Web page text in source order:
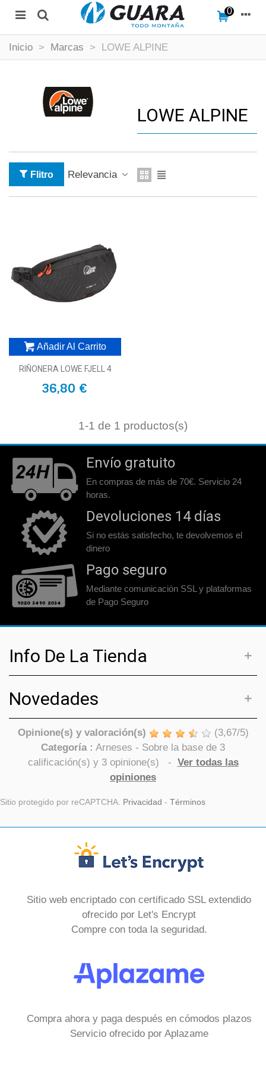
0
Inicio > Marcas > LOWE ALPINE
LOWE ALPINE
Flitro Relevancia
Añadir Al Carrito
RIÑONERA LOWE FJELL 4
36,80 €
1-1 de 1 productos(s)
Envío gratuito
En compras de más de 70€. Servicio 24
horas.
Devoluciones 14 días
Si no estás satisfecho, te devolvemos el
dinero
Pago seguro
Mediante comunicación SSL y plataformas
de Pago Seguro
Info De La Tienda
Novedades
Opinione(s) y valoración(s) (3,67/5)
Categoría : Arneses - Sobre la base de 3
calificación(s) y 3opinione(s) - Ver todas las
opiniones
Sitio protegido por reCAPTCHA. Privacidad - Términos
Sitio web encriptado con certificado SSL extendido
ofrecido por Let's Encrypt
Compre con toda la seguridad.
Compra ahora y paga después en cómodos plazos
Servicio ofrecido por Aplazame